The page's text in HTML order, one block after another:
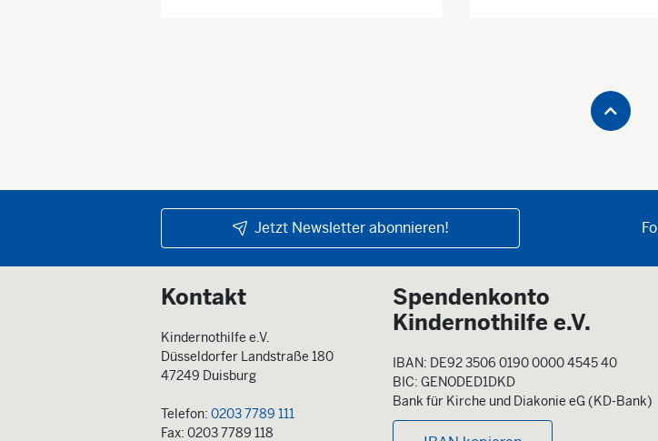
Jetzt Newsletter abonnieren!
Kontakt
Kindernothilfe e.V.
Düsseldorfer Landstraße 180
47249 Duisburg
Telefon: 0203 7789 111
Fax: 0203 7789 118
Spendenkonto
Kindernothilfe e.V.
IBAN: DE92 3506 0190 0000 4545 40
BIC: GENODED1DKD
Bank für Kirche und Diakonie eG (KD-Bank)